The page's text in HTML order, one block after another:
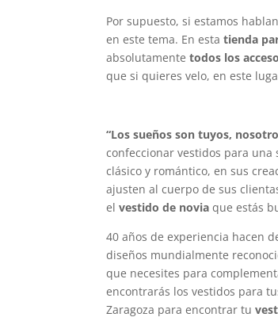
Por supuesto, si estamos
en este tema. En estatienda
absolutamentetodos los
que si quieres velo, en este
“Los sueños son tuyos,
confeccionar vestidos para una
clásico y romántico, en sus
ajusten al cuerpo de sus
elvestido de novia que estás
40 años de experiencia hacen
diseños mundialmente
que necesites para
encontrarás los vestidos para
Zaragoza para encontrar tu